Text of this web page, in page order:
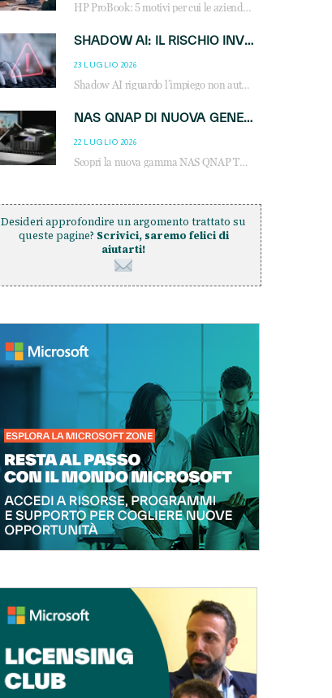
HP ProBook: 5 motivi per cui le aziende scelgono i notebook business HP per migliorare produttività, sicurezza e gestione dell’AI.
SHADOW AI: IL RISCHIO INVISIBILE CHE LE AZIENDE POSSONO GOVERNARE
23 LUGLIO 2026
Shadow AI riguardo l’impiego non autorizzato di sistemi AI all’interno dell’azienda. E’ una pratica che si diffonde a partire dai dipendenti fino ai dirigenti e mette a repentaglio la cybersecurity, con costi più elevati per le organizzazioni. Due recenti report illustrano il fenomeno e forniscono dati in merito
NAS QNAP DI NUOVA GENERAZIONE: PIÙ PRESTAZIONI, SCALABILITÀ E PROTEZIONE DEI DATI PER LE INFRASTRUTTURE IT MODERNE
22 LUGLIO 2026
Scopri la nuova gamma NAS QNAP TS-h1465U-RP, TS-h1065eU e TS-h665U: storage aziendale con ZFS, DDR5, E1.S NVMe e connettività 2.5GbE per backup, virtualizzazione e cybersecurity.
Desideri approfondire un argomento trattato su
queste pagine? Scrivici, saremo felici di
aiutarti!